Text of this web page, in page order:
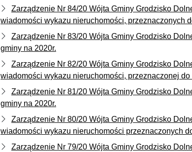
Zarządzenie Nr 84/20 Wójta Gminy Grodzisko
wiadomości wykazu nieruchomości, przeznaczonych
Zarządzenie Nr 83/20 Wójta Gminy Grodzisko
gminy na 2020r.
Zarządzenie Nr 82/20 Wójta Gminy Grodzisko
wiadomości wykazu nieruchomości, przeznaczonej
Zarządzenie Nr 81/20 Wójta Gminy Grodzisko
gminy na 2020r.
Zarządzenie Nr 80/20 Wójta Gminy Grodzisko
wiadomości wykazu nieruchomości przeznaczonych
Zarządzenie Nr 79/20 Wójta Gminy Grodzisko